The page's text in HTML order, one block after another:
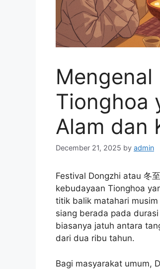
Mengenal
Tionghoa
Alam dan
December 21, 2025 by admin
Festival Dongzhi atau 冬
kebudayaan Tionghoa
titik balik matahari
siang berada pada
biasanya jatuh antara
dari dua ribu tahun.
Bagi masyarakat umum,